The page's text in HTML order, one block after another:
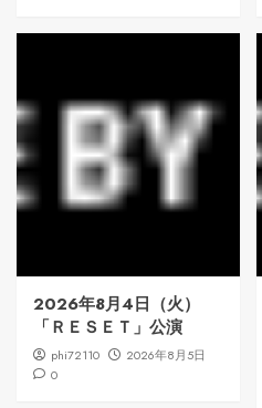
2026年8月4日（火）
「ＲＥＳＥＴ」公演
phi72110
2026年8月5日
0